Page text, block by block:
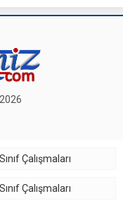
Çalışmaları
Çalışmaları